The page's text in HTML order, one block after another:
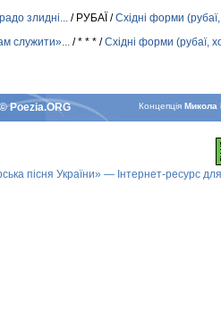
злидні... / РУБАЇ /Східні форми (рубаї,
служити»... / * * * /Східні форми (рубаї,
КонцепцiяМикола
© Poezia.ORG
пісня України» — Інтернет-ресурс